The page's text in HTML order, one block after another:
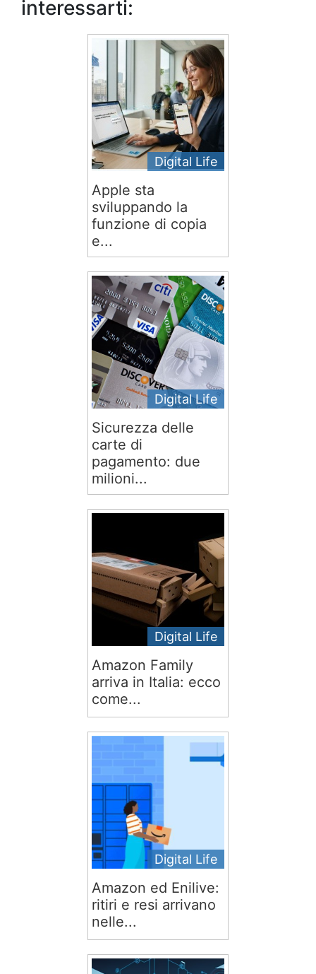
interessarti:
Digital Life
Apple sta
sviluppando la
funzione di copia
e...
Digital Life
Sicurezza delle
carte di
pagamento: due
milioni...
Digital Life
Amazon Family
arriva in Italia: ecco
come...
Digital Life
Amazon ed Enilive:
ritiri e resi arrivano
nelle...